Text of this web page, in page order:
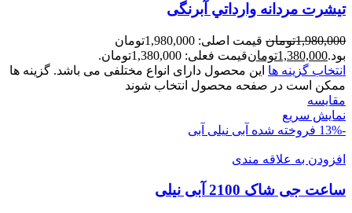
تيشرت مردانه وارداتي آبرنگی
1,980,000تومان
قیمت اصلی: 1,980,000تومان
بود.1,380,000تومانقیمت فعلی: 1,380,000تومان.
انتخاب گزینه ها این محصول دارای انواع مختلفی می باشد. گزینه ها
ممکن است در صفحه محصول انتخاب شوند
مقايسه
نمایش سریع
-13%
فروخته شده آبی نیلی آبی
افزودن به علاقه مندی
ساعت جی شاک 2100 آبی نیلی